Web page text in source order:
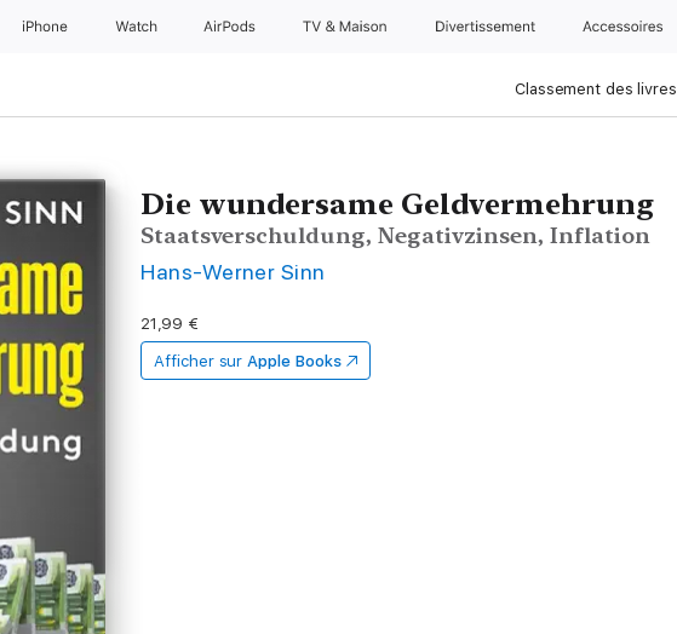
iPhone Watch AirPods TV & Maison Divertissements Accessoires
Classement des livres
Die wundersame Geldvermehrung
Staatsverschuldung, Negativzinsen, Inflation
Hans-Werner Sinn
21,99 €
Afficher sur Apple Books